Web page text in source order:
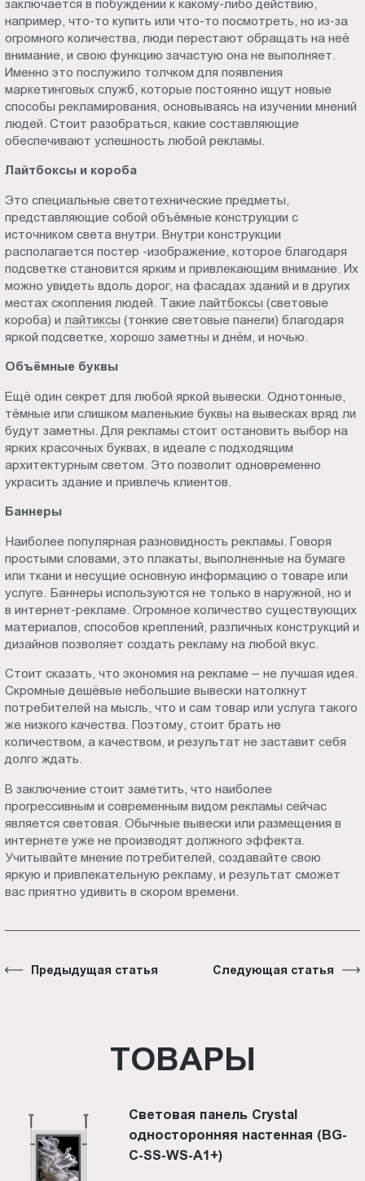
заключается в побуждении к какому-либо действию,
например, что-то купить или что-то посмотреть, но из-за
огромного количества, люди перестают обращать на неё
внимание, и свою функцию зачастую она не выполняет.
Именно это послужило толчком для появления
маркетинговых служб, которые постоянно ищут новые
способы рекламирования, основываясь на изучении мнений
людей. Стоит разобраться, какие составляющие
обеспечивают успешность любой рекламы.
Лайтбоксы и короба
Это специальные светотехнические предметы,
представляющие собой объёмные конструкции с
источником света внутри. Внутри конструкции
располагается постер -изображение, которое благодаря
подсветке становится ярким и привлекающим внимание. Их
можно увидеть вдоль дорог, на фасадах зданий и в других
местах скопления людей. Такие лайтбоксы (световые
короба) и лайтиксы (тонкие световые панели) благодаря
яркой подсветке, хорошо заметны и днём, и ночью.
Объёмные буквы
Ещё один секрет для любой яркой вывески. Однотонные,
тёмные или слишком маленькие буквы на вывесках вряд ли
будут заметны. Для рекламы стоит остановить выбор на
ярких красочных буквах, в идеале с подходящим
архитектурным светом. Это позволит одновременно
украсить здание и привлечь клиентов.
Баннеры
Наиболее популярная разновидность рекламы. Говоря
простыми словами, это плакаты, выполненные на бумаге
или ткани и несущие основную информацию о товаре или
услуге. Баннеры используются не только в наружной, но и
в интернет-рекламе. Огромное количество существующих
материалов, способов креплений, различных конструкций и
дизайнов позволяет создать рекламу на любой вкус.
Стоит сказать, что экономия на рекламе – не лучшая идея.
Скромные дешёвые небольшие вывески натолкнут
потребителей на мысль, что и сам товар или услуга такого
же низкого качества. Поэтому, стоит брать не
количеством, а качеством, и результат не заставит себя
долго ждать.
В заключение стоит заметить, что наиболее
прогрессивным и современным видом рекламы сейчас
является световая. Обычные вывески или размещения в
интернете уже не производят должного эффекта.
Учитывайте мнение потребителей, создавайте свою
яркую и привлекательную рекламу, и результат сможет
вас приятно удивить в скором времени.
Предыдущая статья Следующая статья
ТОВАРЫ
Световая панель Crystal
односторонняя настенная (BG-
C-SS-WS-A1+)
9.00-
18.00
Сб.,
Вс.:
выходной